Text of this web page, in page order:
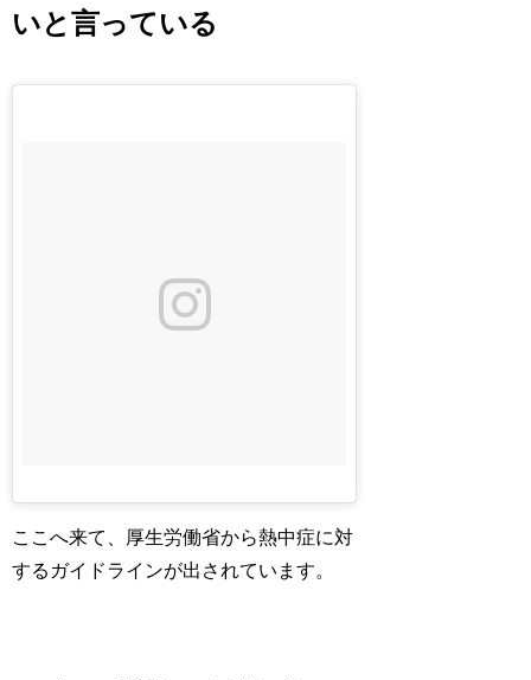
いと言っている
ここへ来て、厚生労働省から熱中症に対
するガイドラインが出されています。